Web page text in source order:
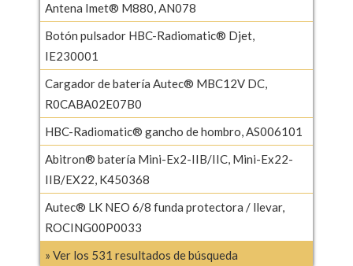
Antena Imet® M880, AN078
Botón pulsador HBC-Radiomatic® Djet,
IE230001
Cargador de batería Autec® MBC12V DC,
R0CABA02E07B0
HBC-Radiomatic® gancho de hombro, AS006101
Abitron® batería Mini-Ex2-IIB/IIC, Mini-Ex22-
IIB/EX22, K450368
Autec® LK NEO 6/8 funda protectora / llevar,
ROCING00P0033
» Ver los 531 resultados de búsqueda